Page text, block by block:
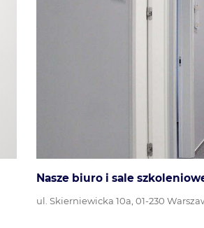
Nasze biuro i sale
ul. Skierniewicka 10a, 01-230